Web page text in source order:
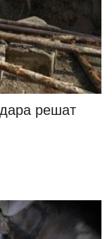
решат